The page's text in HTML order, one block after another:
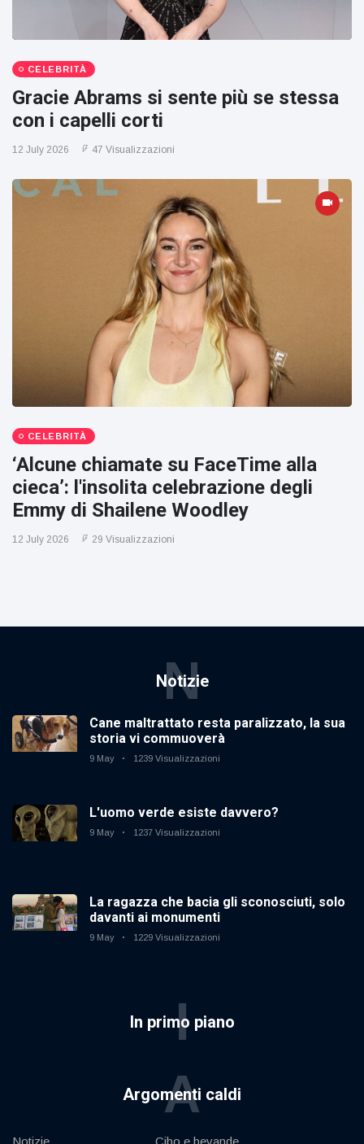
CELEBRITÀ
Gracie Abrams si sente più se stessa
con i capelli corti
12 July 2026 47 Visualizzazioni
CELEBRITÀ
‘Alcune chiamate su FaceTime alla
cieca’: l'insolita celebrazione degli
Emmy di Shailene Woodley
12 July 2026 29 Visualizzazioni
Notizie
N
Cane maltrattato resta paralizzato, la sua
storia vi commuoverà
9 May 1239 Visualizzazioni
L'uomo verde esiste davvero?
9 May 1237 Visualizzazioni
La ragazza che bacia gli sconosciuti, solo
davanti ai monumenti
9 May 1229 Visualizzazioni
In primo piano
I
Argomenti caldi
A
Notizie Cibo e bevande